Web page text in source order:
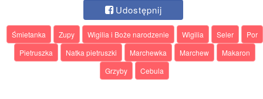
Udostępnij
Śmietanka Zupy Wigilia i Boże narodzenie Wigilia Seler
Por
Pietruszka
Natka pietruszki Marchewka Marchew
Makaron
Grzyby
Cebula